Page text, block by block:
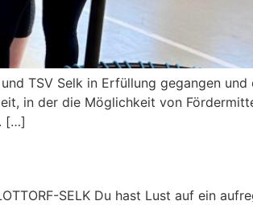
TSV Selk in Erfüllung gegangen
in der die Möglichkeit von
[…]
SELK Du hast Lust auf ein